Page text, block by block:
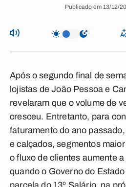
Publicado em 13/12/
Após o segundo final de
lojistas de João Pessoa e
revelaram que o volume de
cresceu. Entretanto, para
faturamento do ano
e calçados, segmentos
o fluxo de clientes aumente
quando o Governo do
parcela do 13º Salário, na